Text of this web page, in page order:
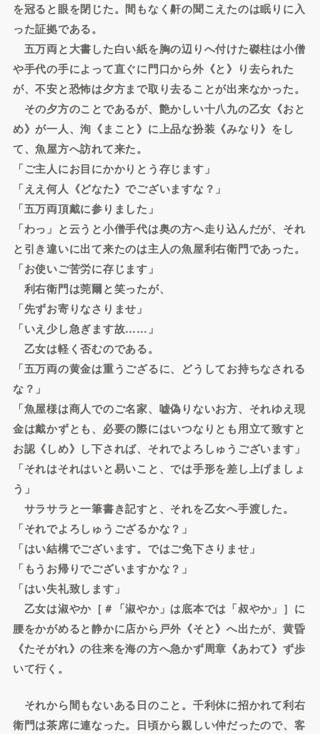
を冠ると眼を閉じた。間もなく鼾の聞こえたのは眠りに入
った証拠である。
五万両と大書した白い紙を胸の辺りへ付けた磔柱は小僧
や手代の手によって直ぐに門口から外《と》り去られた
が、不安と恐怖は夕方まで取り去ることが出来なかった。
その夕方のことであるが、艶かしい十八九の乙女《おと
め》が一人、洵《まこと》に上品な扮装《みなり》をし
て、魚屋方へ訪れて来た。
「ご主人にお目にかかりとう存じます」
「ええ何人《どなた》でございますな？」
「五万両頂戴に参りました」
「わっ」と云うと小僧手代は奥の方へ走り込んだが、それ
と引き違いに出て来たのは主人の魚屋利右衛門であった。
「お使いご苦労に存じます」
利右衛門は莞爾と笑ったが、
「先ずお寄りなさりませ」
「いえ少し急ぎます故……」
乙女は軽く否むのである。
「五万両の黄金は重うござるに、どうしてお持ちなされる
な？」
「魚屋様は商人でのご名家、嘘偽りないお方、それゆえ現
金は戴かずとも、必要の際にはいつなりとも用立て致すと
お認《しめ》し下されば、それでよろしゅうございます」
「それはそれはいと易いこと、では手形を差し上げましょ
う」
サラサラと一筆書き記すと、それを乙女へ手渡した。
「それでよろしゅうござるかな？」
「はい結構でございます。ではご免下さりませ」
「もうお帰りでございますかな？」
「はい失礼致します」
乙女は淑やか［＃「淑やか」は底本では「叔やか」］に
腰をかがめると静かに店から戸外《そと》へ出たが、黄昏
《たそがれ》の往来を海の方へ急かず周章《あわて》ず歩
いて行く。
それから間もないある日のこと。千利休に招かれて利右
衛門は茶席に連なった。日頃から親しい仲だったので、客